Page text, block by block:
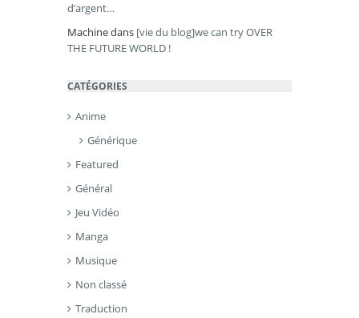
d’argent…
Machinedans [vie du blog]we can try OVER
THE FUTURE WORLD !
CATÉGORIES
Anime
Générique
Featured
Général
Jeu Vidéo
Manga
Musique
Non classé
Traduction